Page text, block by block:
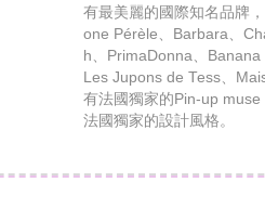
有最美麗的國際知名品牌
one Pérèle、Barbara、
h、PrimaDonna、
Les Jupons de Tess、
有法國獨家的Pin-up
法國獨家的設計風格。